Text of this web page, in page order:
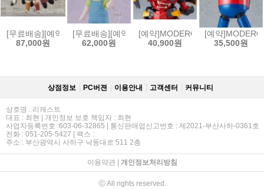
[무료배송][예약]넨도로이드 길티기어 스트라이브 - 램리썰 발렌타인
87,000원
[무료배송][예약]넨도로이드 OMORI - 바질
62,000원
[예약]MODEROID 모데로이드
40,900원
[예약
35,500원
상점정보 PC버젼 이용안내 고객센터 커뮤니티
상호명 : 리캐스트
대표 : 최현 | 개인정보 보호 책임자 : 최현
사업자등록번호 :603-06-32865 | 통신판매업신고번호 : 제2021-부산사하-0361호
전화 : 051-205-5427 | 팩스 :
주소 : 부산광역시 사하구 낙동대로 511 2층
이용약관| 개인정보처리방침
ⓒ All rights reserved.